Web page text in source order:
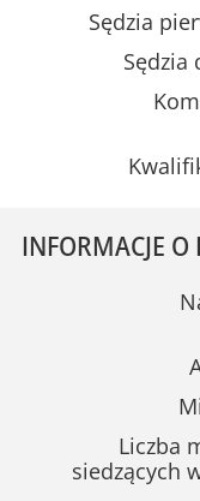
Sędzia
Sędzia
INFORMACJE O
Liczba
siedzących